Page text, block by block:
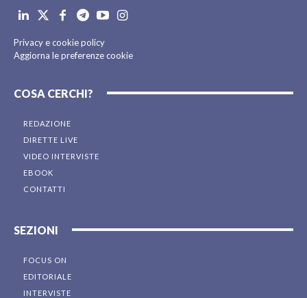
Privacy e cookie policy
Aggiorna le preferenze cookie
COSA CERCHI?
REDAZIONE
DIRETTE LIVE
VIDEO INTERVISTE
EBOOK
CONTATTI
SEZIONI
FOCUS ON
EDITORIALE
INTERVISTE